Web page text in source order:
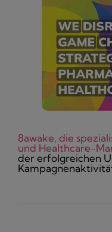
8awake, die
und Healthcare-
der erfolgreichen